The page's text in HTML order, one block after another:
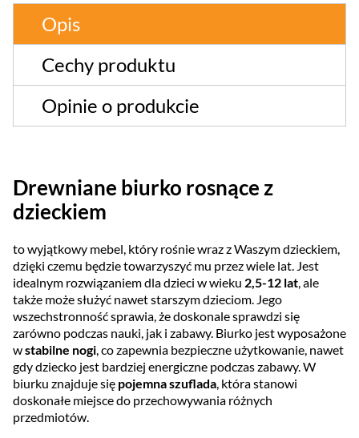
Opis
Cechy produktu
Opinie o produkcie
Drewniane biurko rosnące z
dzieckiem
to wyjątkowy mebel, który rośnie wraz z Waszym dzieckiem,
dzięki czemu będzie towarzyszyć mu przez wiele lat. Jest
idealnym rozwiązaniem dla dzieci w wieku 2,5-12 lat, ale
także może służyć nawet starszym dzieciom. Jego
wszechstronność sprawia, że doskonale sprawdzi się
zarówno podczas nauki, jak i zabawy. Biurko jest wyposażone
wstabilne nogi, co zapewnia bezpieczne użytkowanie, nawet
gdy dziecko jest bardziej energiczne podczas zabawy. W
biurku znajduje się pojemna szuflada, która stanowi
doskonałe miejsce do przechowywania różnych
przedmiotów.